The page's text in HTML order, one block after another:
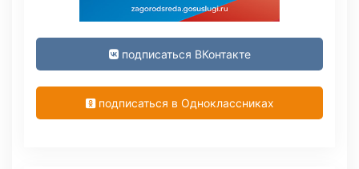
подписаться ВКонтакте
подписаться в Одноклассниках